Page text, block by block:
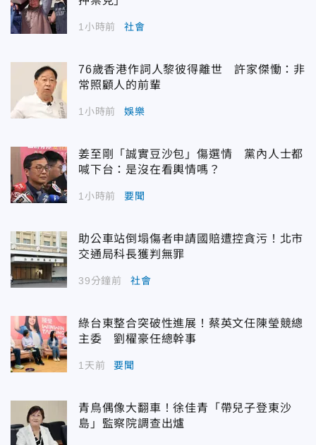
1小時前 社會
76歲香港作詞人黎彼得離世 許家傑慟：非
常照顧人的前輩
1小時前 娛樂
姜至剛「誠實豆沙包」傷選情 黨內人士都
喊下台：是沒在看輿情嗎？
1小時前 要聞
助公車站倒塌傷者申請國賠遭控貪污！北市
交通局科長獲判無罪
39分鐘前 社會
綠台東整合突破性進展！蔡英文任陳瑩競總
主委 劉櫂豪任總幹事
1天前 要聞
青鳥偶像大翻車！徐佳青「帶兒子登東沙
島」監察院調查出爐